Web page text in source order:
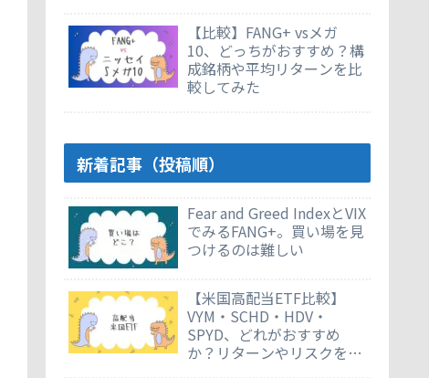
【比較】FANG+ vsメガ
10、どっちがおすすめ？構
成銘柄や平均リターンを比
較してみた
新着記事（投稿順）
Fear and Greed IndexとVIX
でみるFANG+。買い場を見
つけるのは難しい
【米国高配当ETF比較】
VYM・SCHD・HDV・
SPYD、どれがおすすめ
か？リターンやリスクを徹